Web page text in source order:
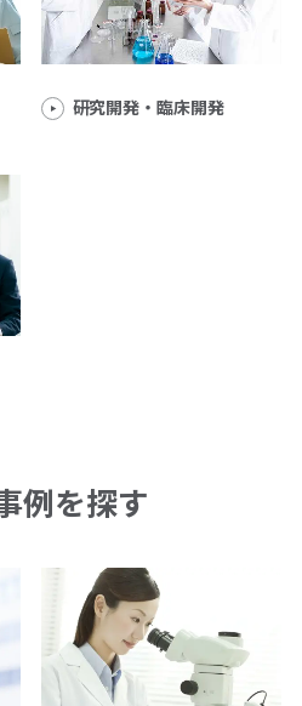
研究開発・臨床開発
例を探す